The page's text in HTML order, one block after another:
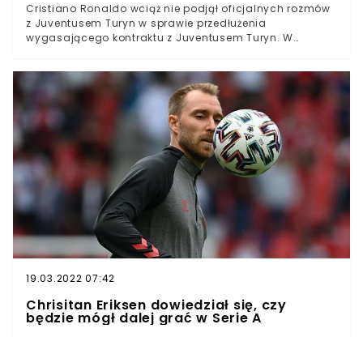
Cristiano Ronaldo wciąż nie podjął oficjalnych rozmów
z Juventusem Turyn w sprawie przedłużenia
wygasającego kontraktu z Juventusem Turyn. W
przekazał najnowsze wiadomości w sprawie przyszłości
napastnika turyńczyków.Cristiano Ronaldo wciąż nie
podjął decyzji w sprawie swojej przyszłościW ostatnich
dniach pojawiły się doniesienia o możliwym powrocie
zawodnika do Realu MadrytDziennikarz Fabrizio
Romano skomentował sytuację 36-latkaCristiano
Ronaldo w najbliższych dniach rozpocznie swój ostatni
sezon kontraktu z Juventusem Turyn. Obecna umowa
Portugalczyka z włoskim klubem wygasa z końcem
czerwca przyszłego roku i strony jeszcze nie usiadły do
rozmów w sprawie jej przedłużenia.
19.03.2022 07:42
Chrisitan Eriksen dowiedział się, czy
będzie mógł dalej grać w Serie A